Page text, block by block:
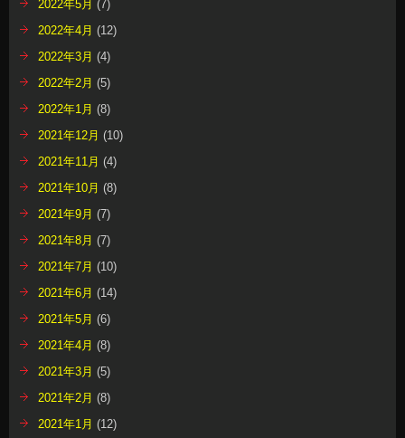
2022年5月 (7)
2022年4月 (12)
2022年3月 (4)
2022年2月 (5)
2022年1月 (8)
2021年12月 (10)
2021年11月 (4)
2021年10月 (8)
2021年9月 (7)
2021年8月 (7)
2021年7月 (10)
2021年6月 (14)
2021年5月 (6)
2021年4月 (8)
2021年3月 (5)
2021年2月 (8)
2021年1月 (12)